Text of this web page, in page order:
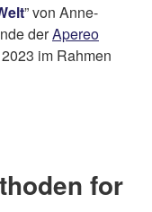
” von Anne-
derApereo
im Rahmen
for